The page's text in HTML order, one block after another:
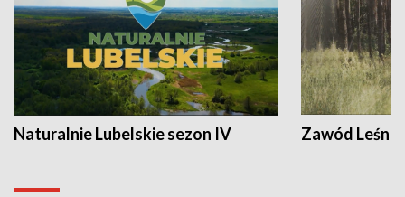
Naturalnie Lubelskie sezon IV Zawód Leśnik